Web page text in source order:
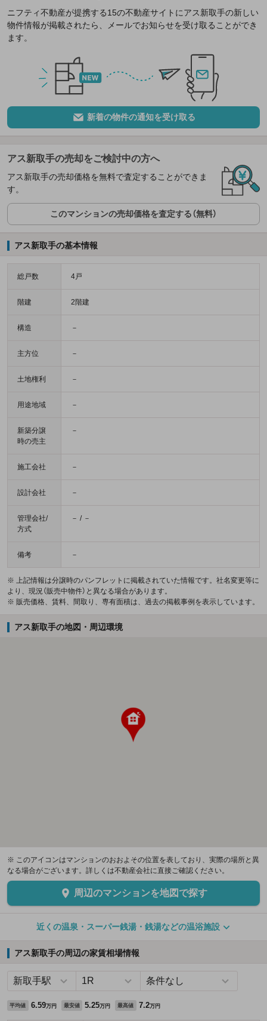
ニフティ不動産が提携する15の不動産サイトにアス新取手の新しい
物件情報が掲載されたら、メールでお知らせを受け取ることができ
ます。
新着の物件の通知を受け取る
アス新取手の売却をご検討中の方へ
アス新取手の売却価格を無料で査定することができま
す。
このマンションの売却価格を査定する（無料）
アス新取手の基本情報
総戸数 4戸
階建 2階建
構造 －
主方位 －
土地権利 －
用途地域 －
新築分譲
時の売主
－
施工会社 －
設計会社 －
管理会社/
方式
－ / －
備考 －
※ 上記情報は分譲時のパンフレットに掲載されていた情報です。社名変更等に
より、現況（販売中物件）と異なる場合があります。
※ 販売価格、賃料、間取り、専有面積は、過去の掲載事例を表示しています。
アス新取手の地図・周辺環境
※ このアイコンはマンションのおおよその位置を表しており、実際の場所と異
なる場合がございます。詳しくは不動産会社に直接ご確認ください。
周辺のマンションを地図で探す
近くの温泉・スーパー銭湯・銭湯などの温浴施設
アス新取手の周辺の家賃相場情報
平均値 6.59万円 最安値 5.25万円 最高値 7.2万円